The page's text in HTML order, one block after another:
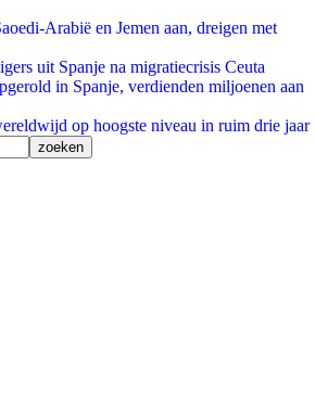
Arabië en Jemen aan, dreigen met
uit Spanje na migratiecrisis Ceuta
in Spanje, verdienden miljoenen aan
op hoogste niveau in ruim drie jaar